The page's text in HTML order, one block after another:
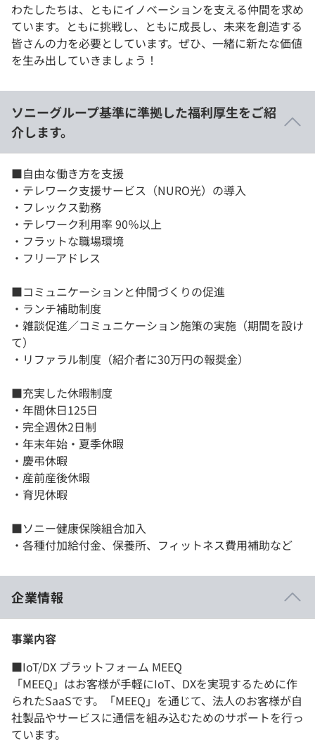
わたしたちは、ともにイノベーションを支える仲間を求め
ています。ともに挑戦し、ともに成長し、未来を創造する
皆さんの力を必要としています。ぜひ、一緒に新たな価値
を生み出していきましょう！
ソニーグループ基準に準拠した福利厚生をご紹
介します。
■自由な働き方を支援
・テレワーク支援サービス（NURO光）の導入
・フレックス勤務
・テレワーク利用率 90％以上
・フラットな職場環境
・フリーアドレス
■コミュニケーションと仲間づくりの促進
・ランチ補助制度
・雑談促進／コミュニケーション施策の実施（期間を設け
て）
・リファラル制度（紹介者に30万円の報奨金）
■充実した休暇制度
・年間休日125日
・完全週休2日制
・年末年始・夏季休暇
・慶弔休暇
・産前産後休暇
・育児休暇
■ソニー健康保険組合加入
・各種付加給付金、保養所、フィットネス費用補助など
企業情報
事業内容
■IoT/DX プラットフォーム MEEQ
「MEEQ」はお客様が手軽にIoT、DXを実現するために作
られたSaaSです。「MEEQ」を通じて、法人のお客様が自
社製品やサービスに通信を組み込むためのサポートを行っ
ています。